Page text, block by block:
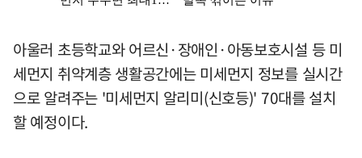
아울러 초등학교와 어르신·장애인·아동보호시설 등 미
세먼지 취약계층 생활공간에는 미세먼지 정보를 실시간
으로 알려주는 '미세먼지 알리미(신호등)' 70대를 설치
할 예정이다.